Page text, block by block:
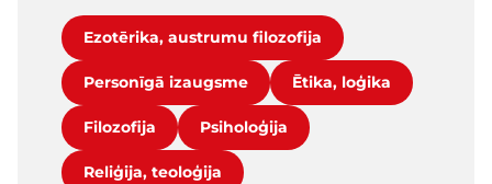
Ezotērika, austrumu filozofija
Personīgā izaugsme Ētika, loģika
Filozofija Psiholoģija
Reliģija, teoloģija